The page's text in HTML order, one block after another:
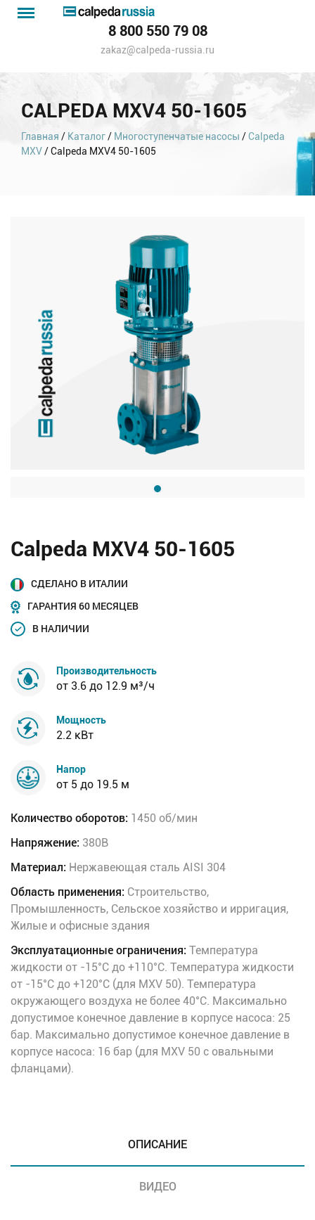
насосов
Menu
8 800 550 79 08
zakaz@calpeda-russia.ru
CALPEDA MXV4 50-1605
Главная / Каталог/ Многоступенчатые насосы /Calpeda
MXV/ Calpeda MXV4 50-1605
Calpeda MXV4 50-1605
СДЕЛАНО В ИТАЛИИ
ГАРАНТИЯ 60 МЕСЯЦЕВ
В НАЛИЧИИ
Производительность
от 3.6 до 12.9 м³/ч
Мощность
2.2 кВт
Напор
от 5 до 19.5 м
Количество оборотов: 1450 об/мин
Напряжение: 380В
Материал: Нержавеющая сталь AISI 304
Область применения: Строительство,
Промышленность, Сельское хозяйство и ирригация,
Жилые и офисные здания
Эксплуатационные ограничения: Температура
жидкости от -15°C до +110°C. Температура жидкости
от -15°C до +120°C (для MXV 50). Температура
окружающего воздуха не более 40°C. Максимально
допустимое конечное давление в корпусе насоса: 25
бар. Максимально допустимое конечное давление в
корпусе насоса: 16 бар (для MXV 50 с овальными
фланцами).
ОПИСАНИЕ
ВИДЕО